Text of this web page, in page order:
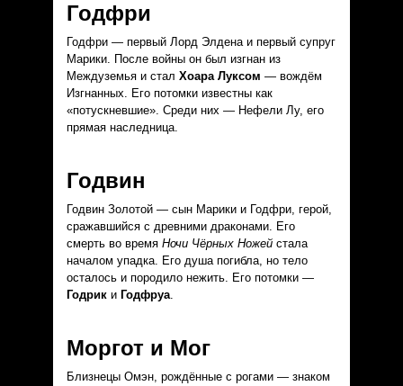
Годфри
Годфри — первый Лорд Элдена и первый супруг
Марики. После войны он был изгнан из
Междуземья и стал Хоара Луксом — вождём
Изгнанных. Его потомки известны как
«потускневшие». Среди них — Нефели Лу, его
прямая наследница.
Годвин
Годвин Золотой — сын Марики и Годфри, герой,
сражавшийся с древними драконами. Его
смерть во время Ночи Чёрных Ножей стала
началом упадка. Его душа погибла, но тело
осталось и породило нежить. Его потомки —
Годрик и Годфруа.
Моргот и Мог
Близнецы Омэн, рождённые с рогами — знаком